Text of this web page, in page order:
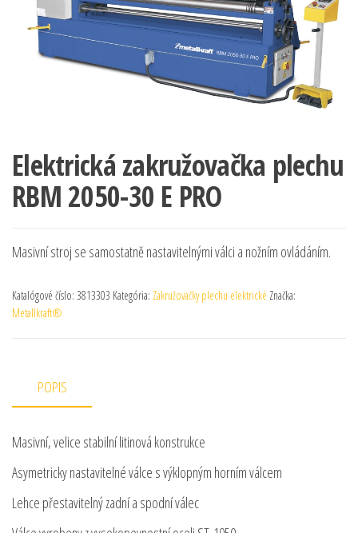
Elektrická zakružovačka plechu
RBM 2050-30 E PRO
Masivní stroj se samostatně nastavitelnými válci a nožním ovládáním.
Katalógové číslo: 3813303 Kategória: Zakružovačky plechu elektrické Značka:
Metallkraft®
POPIS
Masivní, velice stabilní litinová konstrukce
Asymetricky nastavitelné válce s výklopným horním válcem
Lehce přestavitelný zadní a spodní válec